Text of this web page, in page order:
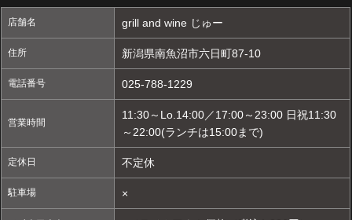
店舗名 grill and wine じゅー
住所 新潟県南魚沼市六日町87-10
電話番号 025-788-1229
営業時間
11:30～Lo.14:00／17:00～23:00 日祝11:30
～22:00(ランチは15:00まで)
定休日 不定休
駐車場 ×